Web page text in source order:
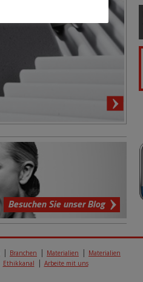
Besuchen Sie unser Blog
Branchen Materialien
Materialien
Ethikkanal Arbeite mit uns